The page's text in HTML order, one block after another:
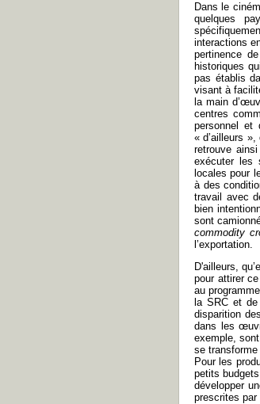
Dans le
quelques
interactions
pertinence
historiques
pas établis
visant à
la main
centres
personnel et
« d’ailleurs
retrouve
exécuter les
locales pour
à des
travail avec
bien
sont
commodity
l’exportation.
D'ailleurs,
pour attirer
au
la SRC et
disparition
dans les
exemple,
se
Pour les
petits
développer
prescrites par